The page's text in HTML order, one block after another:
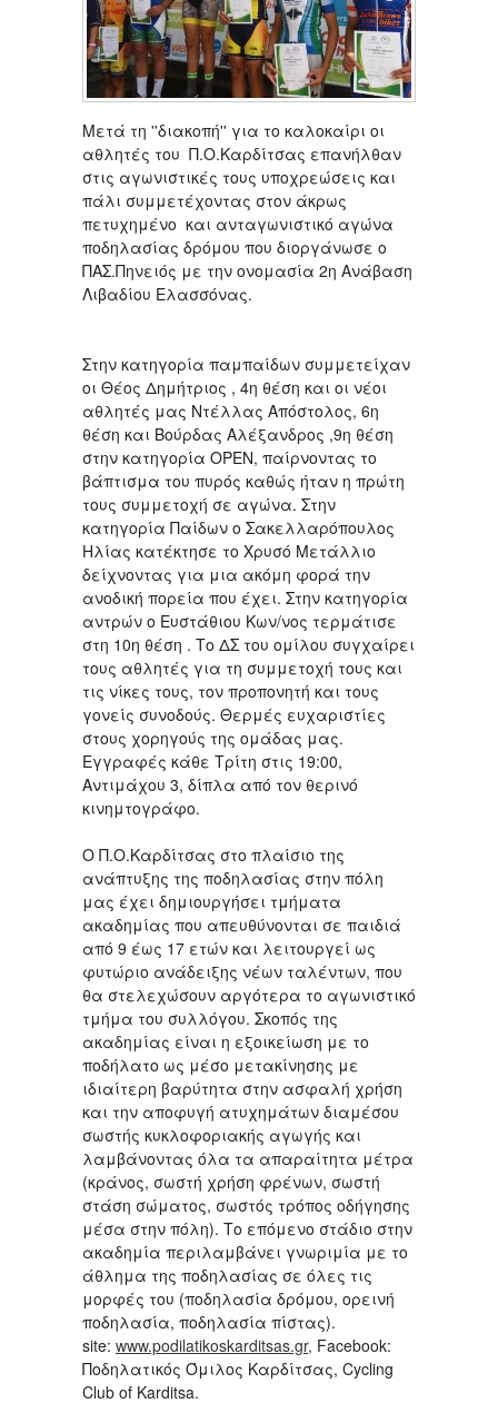
Μετά τη ''διακοπή'' για το καλοκαίρι οι
αθλητές του Π.Ο.Καρδίτσας επανήλθαν
στις αγωνιστικές τους υποχρεώσεις και
πάλι συμμετέχοντας στον άκρως
πετυχημένο και ανταγωνιστικό αγώνα
ποδηλασίας δρόμου που διοργάνωσε ο
ΠΑΣ.Πηνειός με την ονομασία 2η Ανάβαση
Λιβαδίου Ελασσόνας.
Στην κατηγορία παμπαίδων συμμετείχαν
οι Θέος Δημήτριος , 4η θέση και οι νέοι
αθλητές μας Ντέλλας Απόστολος, 6η
θέση και Βούρδας Αλέξανδρος ,9η θέση
στην κατηγορία ΟPEN, παίρνοντας το
βάπτισμα του πυρός καθώς ήταν η πρώτη
τους συμμετοχή σε αγώνα. Στην
κατηγορία Παίδων ο Σακελλαρόπουλος
Ηλίας κατέκτησε το Χρυσό Μετάλλιο
δείχνοντας για μια ακόμη φορά την
ανοδική πορεία που έχει. Στην κατηγορία
αντρών ο Ευστάθιου Κων/νος τερμάτισε
στη 10η θέση . Το ΔΣ του ομίλου συγχαίρει
τους αθλητές για τη συμμετοχή τους και
τις νίκες τους, τον προπονητή και τους
γονείς συνοδούς. Θερμές ευχαριστίες
στους χορηγούς της ομάδας μας.
Eγγραφές κάθε Τρίτη στις 19:00,
Αντιμάχου 3, δίπλα από τον θερινό
κινημτογράφο.
O Π.Ο.Καρδίτσας στο πλαίσιο της
ανάπτυξης της ποδηλασίας στην πόλη
μας έχει δημιουργήσει τμήματα
ακαδημίας που απευθύνονται σε παιδιά
από 9 έως 17 ετών και λειτουργεί ως
φυτώριο ανάδειξης νέων ταλέντων, που
θα στελεχώσουν αργότερα το αγωνιστικό
τμήμα του συλλόγου. Σκοπός της
ακαδημίας είναι η εξοικείωση με το
ποδήλατο ως μέσο μετακίνησης με
ιδιαίτερη βαρύτητα στην ασφαλή χρήση
και την αποφυγή ατυχημάτων διαμέσου
σωστής κυκλοφοριακής αγωγής και
λαμβάνοντας όλα τα απαραίτητα μέτρα
(κράνος, σωστή χρήση φρένων, σωστή
στάση σώματος, σωστός τρόπος οδήγησης
μέσα στην πόλη). Το επόμενο στάδιο στην
ακαδημία περιλαμβάνει γνωριμία με το
άθλημα της ποδηλασίας σε όλες τις
μορφές του (ποδηλασία δρόμου, ορεινή
ποδηλασία, ποδηλασία πίστας).
site: www.podilatikoskarditsas.gr, Facebook:
Ποδηλατικός Όμιλος Καρδίτσας, Cycling
Club of Karditsa.